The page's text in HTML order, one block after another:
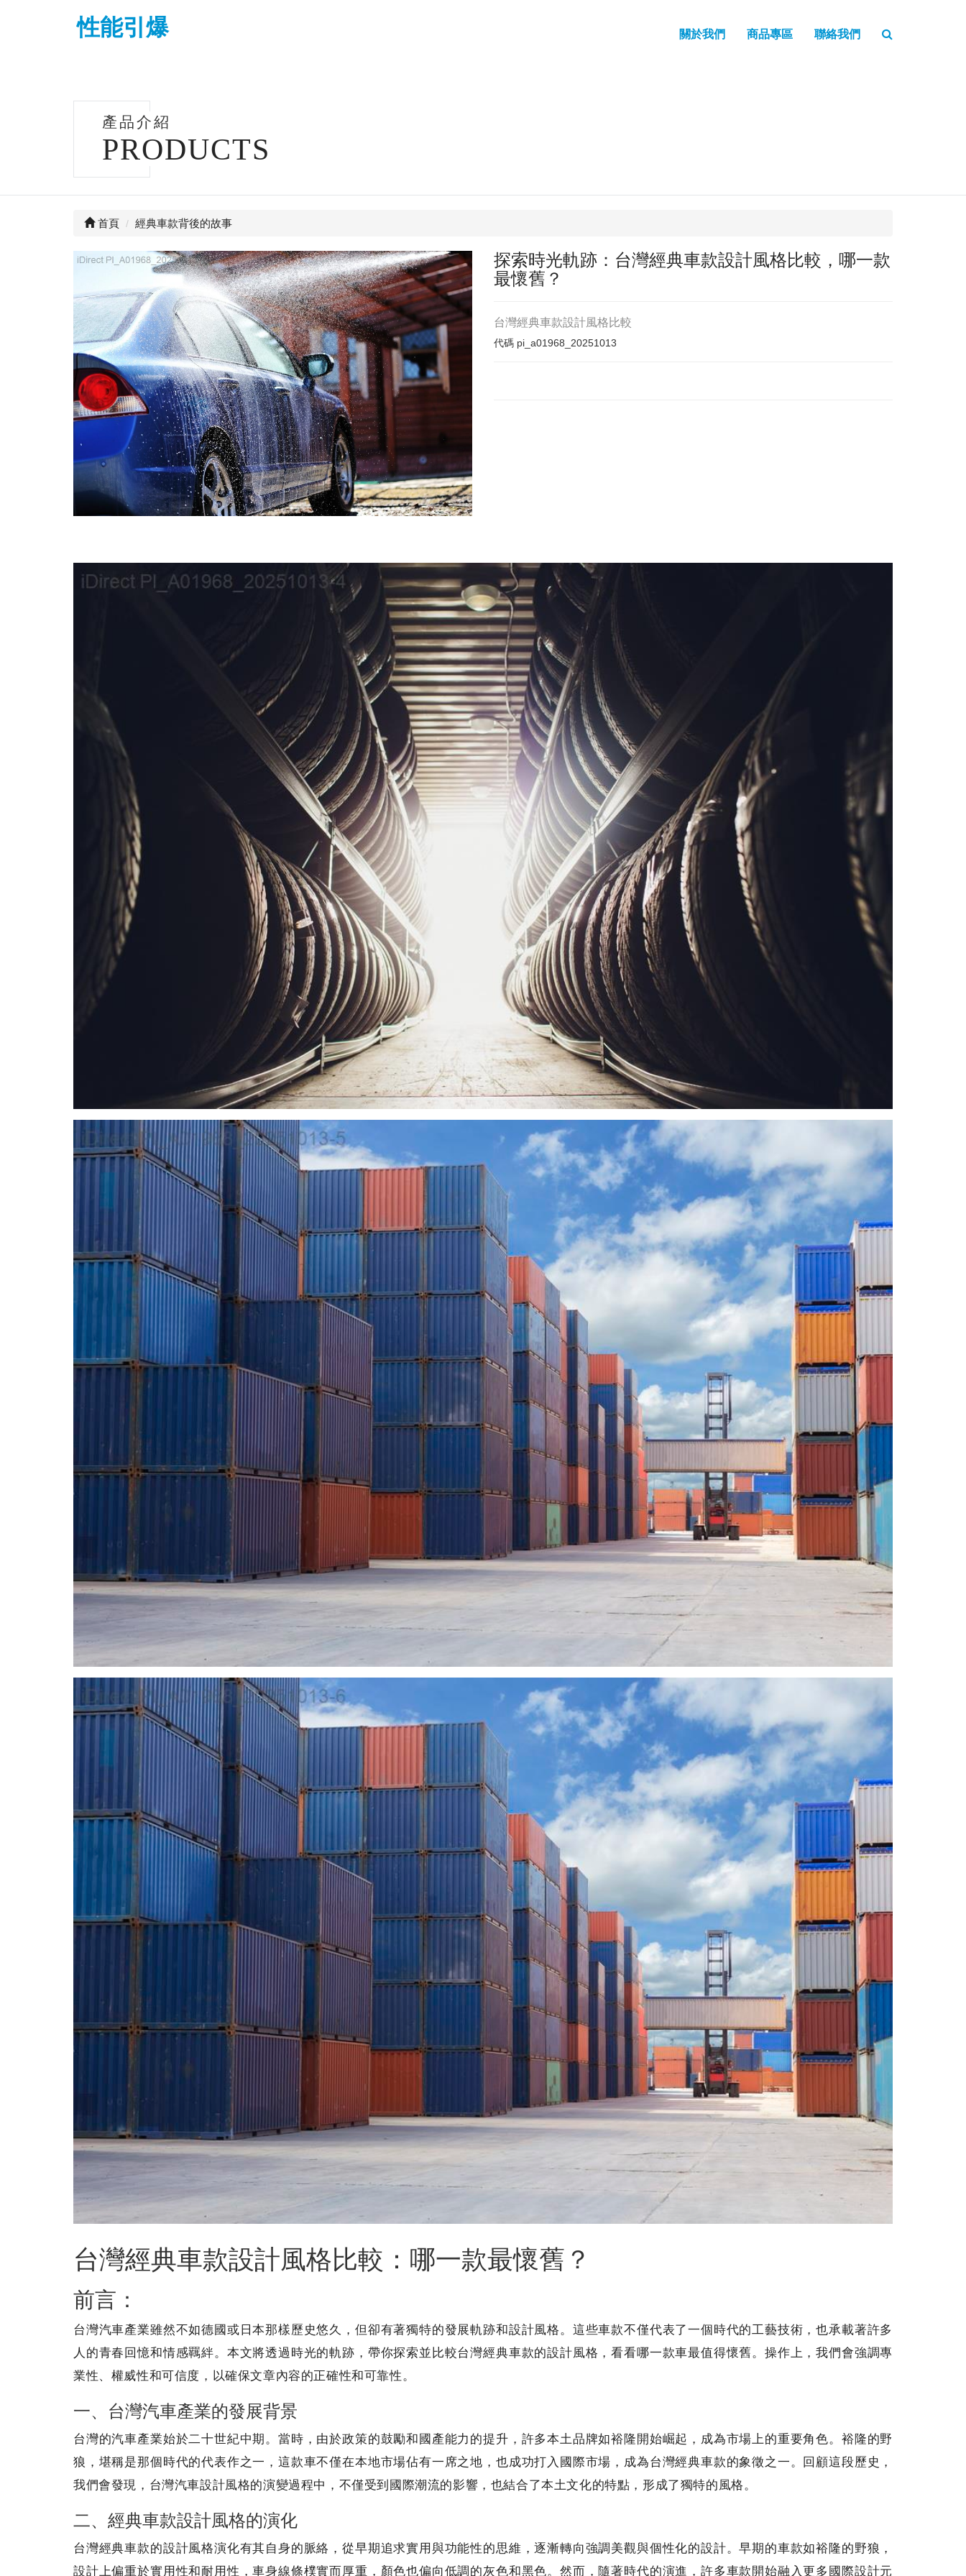
性能引爆 關於我們 商品專區 聯絡我們
產品介紹
PRODUCTS
首頁 經典車款背後的故事
探索時光軌跡：台灣經典車款設計風格比較，哪一款
最懷舊？
台灣經典車款設計風格比較
代碼 pi_a01968_20251013
台灣經典車款設計風格比較：哪一款最懷舊？
前言：
台灣汽車產業雖然不如德國或日本那樣歷史悠久，但卻有著獨特的發展軌跡和設計風格。這些車款不僅代表了一個時代的工藝技術，也承載著許多
人的青春回憶和情感羈絆。本文將透過時光的軌跡，帶你探索並比較台灣經典車款的設計風格，看看哪一款車最值得懷舊。操作上，我們會強調專
業性、權威性和可信度，以確保文章內容的正確性和可靠性。
一、台灣汽車產業的發展背景
台灣的汽車產業始於二十世紀中期。當時，由於政策的鼓勵和國產能力的提升，許多本土品牌如裕隆開始崛起，成為市場上的重要角色。裕隆的野
狼，堪稱是那個時代的代表作之一，這款車不僅在本地市場佔有一席之地，也成功打入國際市場，成為台灣經典車款的象徵之一。回顧這段歷史，
我們會發現，台灣汽車設計風格的演變過程中，不僅受到國際潮流的影響，也結合了本土文化的特點，形成了獨特的風格。
二、經典車款設計風格的演化
台灣經典車款的設計風格演化有其自身的脈絡，從早期追求實用與功能性的思維，逐漸轉向強調美觀與個性化的設計。早期的車款如裕隆的野狼，
設計上偏重於實用性和耐用性，車身線條樸實而厚重，顏色也偏向低調的灰色和黑色。然而，隨著時代的演進，許多車款開始融入更多國際設計元